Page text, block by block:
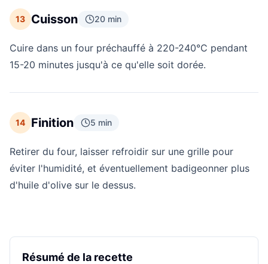
13 Cuisson 20 min
Cuire dans un four préchauffé à 220-240°C pendant
15-20 minutes jusqu'à ce qu'elle soit dorée.
14 Finition 5 min
Retirer du four, laisser refroidir sur une grille pour
éviter l'humidité, et éventuellement badigeonner plus
d'huile d'olive sur le dessus.
Résumé de la recette